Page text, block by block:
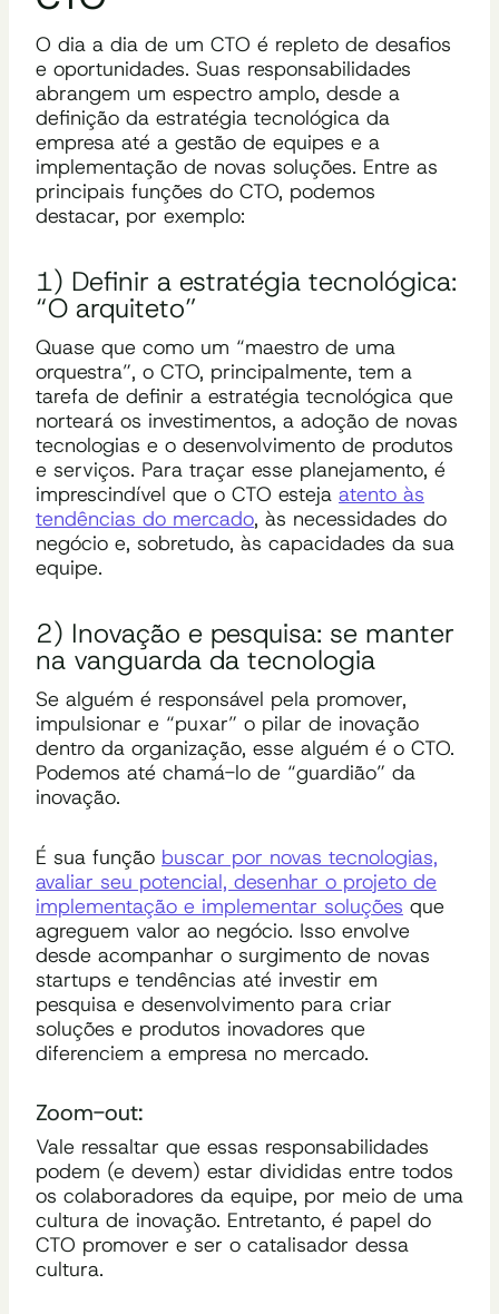
O dia a dia de um CTO é repleto de desafios
e oportunidades. Suas responsabilidades
abrangem um espectro amplo, desde a
definição da estratégia tecnológica da
empresa até a gestão de equipes e a
implementação de novas soluções. Entre as
principais funções do CTO, podemos
destacar, por exemplo:
1) Definir a estratégia tecnológica:
“O arquiteto”
Quase que como um “maestro de uma
orquestra”, o CTO, principalmente, tem a
tarefa de definir a estratégia tecnológica que
norteará os investimentos, a adoção de novas
tecnologias e o desenvolvimento de produtos
e serviços. Para traçar esse planejamento, é
imprescindível que o CTO esteja atento às
tendências do mercado, às necessidades do
negócio e, sobretudo, às capacidades da sua
equipe.
2) Inovação e pesquisa: se manter
na vanguarda da tecnologia
Se alguém é responsável pela promover,
impulsionar e “puxar” o pilar de inovação
dentro da organização, esse alguém é o CTO.
Podemos até chamá-lo de “guardião” da
inovação.
É sua função buscar por novas tecnologias,
avaliar seu potencial, desenhar o projeto de
implementação e implementar soluções que
agreguem valor ao negócio. Isso envolve
desde acompanhar o surgimento de novas
startups e tendências até investir em
pesquisa e desenvolvimento para criar
soluções e produtos inovadores que
diferenciem a empresa no mercado.
Zoom-out:
Vale ressaltar que essas responsabilidades
podem (e devem) estar divididas entre todos
os colaboradores da equipe, por meio de uma
cultura de inovação. Entretanto, é papel do
CTO promover e ser o catalisador dessa
cultura.